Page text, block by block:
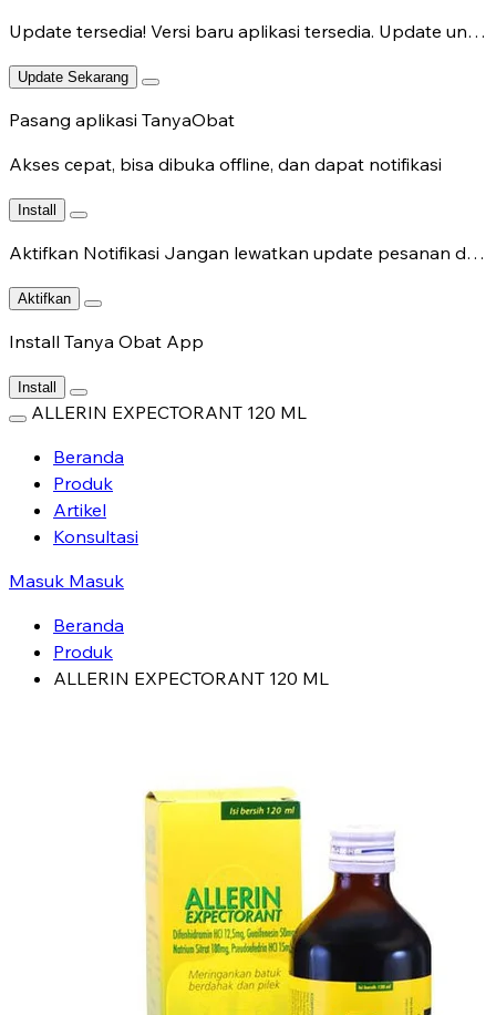
Update tersedia! Versi baru aplikasi tersedia. Update untuk fitur terbaru.
Update Sekarang
Pasang aplikasi TanyaObat
Akses cepat, bisa dibuka offline, dan dapat notifikasi
Install
Aktifkan Notifikasi Jangan lewatkan update pesanan dan chat dokter.
Aktifkan
Install Tanya Obat App
Install
ALLERIN EXPECTORANT 120 ML
Beranda
Produk
Artikel
Konsultasi
Masuk Masuk
Beranda
Produk
ALLERIN EXPECTORANT 120 ML